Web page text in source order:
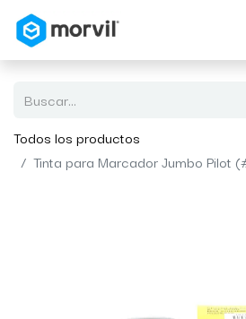
Todos los productos
Tinta para Marcador Jumbo Pilot